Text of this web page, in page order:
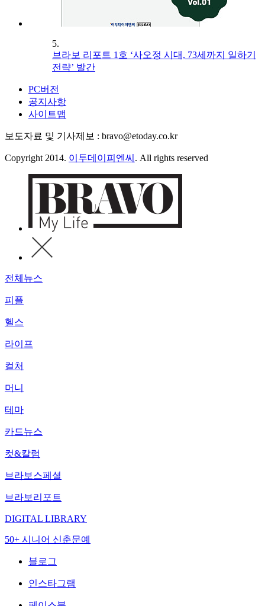
5.
브라보 리포트 1호 ‘사오정 시대, 73세까지 일하기
전략’ 발간
PC버전
공지사항
사이트맵
보도자료 및 기사제보 : bravo@etoday.co.kr
Copyright 2014. 이투데이피엔씨 . All rights reserved
전체뉴스
피플
헬스
라이프
컬처
머니
테마
카드뉴스
컷&칼럼
브라보스페셜
브라보리포트
DIGITAL LIBRARY
50+ 시니어 신춘문예
블로그
인스타그램